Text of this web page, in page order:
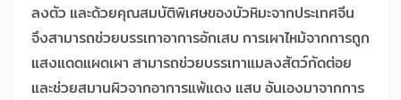
ลงตัว และด้วยคุณสมบัติพิเศษของบัวหิมะจากประเทศจีน
จึงสามารถช่วยบรรเทาอาการอักเสบ การเผาไหม้จากการถูก
แสงแดดแผดเผา สามารถช่วยบรรเทาแมลงสัตว์กัดต่อย
และช่วยสมานผิวจากอาการแพ้แดง แสบ อันเองมาจากการ